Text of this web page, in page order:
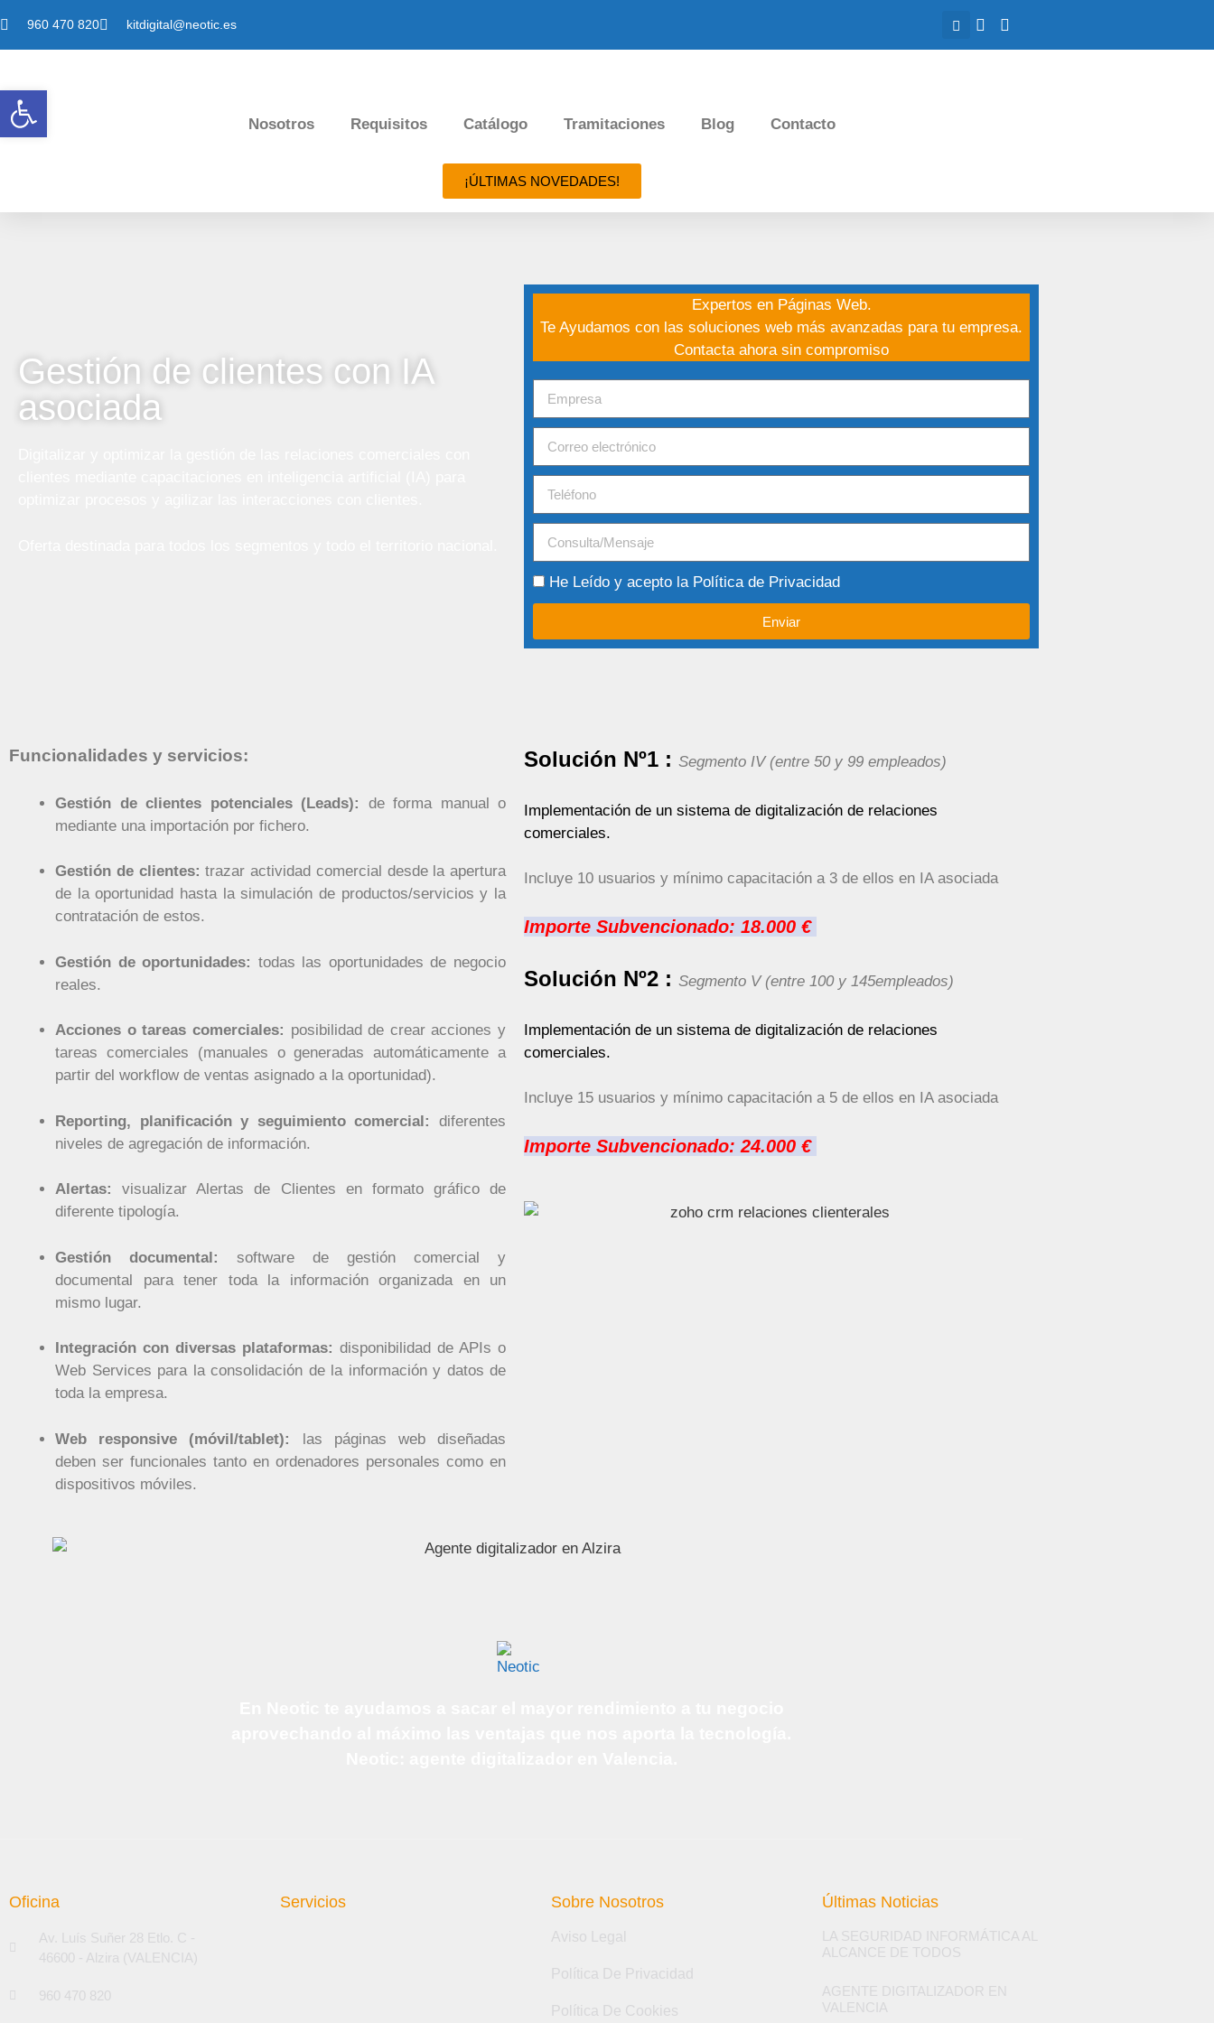
Abrir barra de herramientas
960 470 820 kitdigital@neotic.es
Nosotros Requisitos Catálogo Tramitaciones Blog Contacto
¡ÚLTIMAS NOVEDADES!
Gestión de clientes con IA
asociada
Expertos en Páginas Web.
Te Ayudamos con las soluciones web más avanzadas para tu empresa.
Contacta ahora sin compromiso
He Leído y acepto la Política de Privacidad
Enviar
Funcionalidades y servicios:
Gestión de clientes potenciales (Leads):
de forma manual o
mediante una importación por fichero.
Gestión de clientes: trazar actividad comercial desde la apertura
de la oportunidad hasta la simulación de productos/servicios y la
contratación de estos.
Gestión de oportunidades: todas las oportunidades de negocio
reales.
Acciones o tareas comerciales: posibilidad de crear acciones y
tareas comerciales (manuales o generadas automáticamente a
partir del workflow de ventas asignado a la oportunidad).
Reporting, planificación y seguimiento comercial:
diferentes
niveles de agregación de información.
Alertas:
visualizar Alertas de Clientes en formato gráfico de
diferente tipología.
Gestión documental:
software de gestión comercial y
documental para tener toda la información organizada en un
mismo lugar.
Integración con diversas plataformas: disponibilidad de APIs o
Web Services para la consolidación de la información y datos de
toda la empresa.
Web responsive (móvil/tablet):
las páginas web diseñadas
deben ser funcionales tanto en ordenadores personales como en
dispositivos móviles.
Solución Nº1 : Segmento IV (entre 50 y 99 empleados)
Implementación de un sistema de digitalización de relaciones
comerciales.
Incluye 10 usuarios y mínimo capacitación a 3 de ellos en IA asociada
Importe Subvencionado: 18.000 €
Solución Nº2 : Segmento V (entre 100 y 145empleados)
Implementación de un sistema de digitalización de relaciones
comerciales.
Incluye 15 usuarios y mínimo capacitación a 5 de ellos en IA asociada
Importe Subvencionado: 24.000 €
Oficina
Av. Luís Suñer 28 Etlo. C -
46600 - Alzira (VALENCIA)
960 470 820
Servicios Sobre Nosotros
Aviso Legal
Política De Privacidad
Política De Cookies
Últimas Noticias
LA SEGURIDAD INFORMÁTICA AL
ALCANCE DE TODOS
AGENTE DIGITALIZADOR EN
VALENCIA